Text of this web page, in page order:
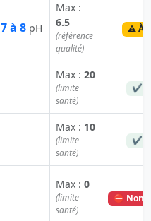
7 à 8 pH
Max :
6.5
(référence
qualité)
⚠️ À
Max : 20
(limite
santé)
✔
Max : 10
(limite
santé)
✔
Max : 0
(limite
santé)
⛔ Non